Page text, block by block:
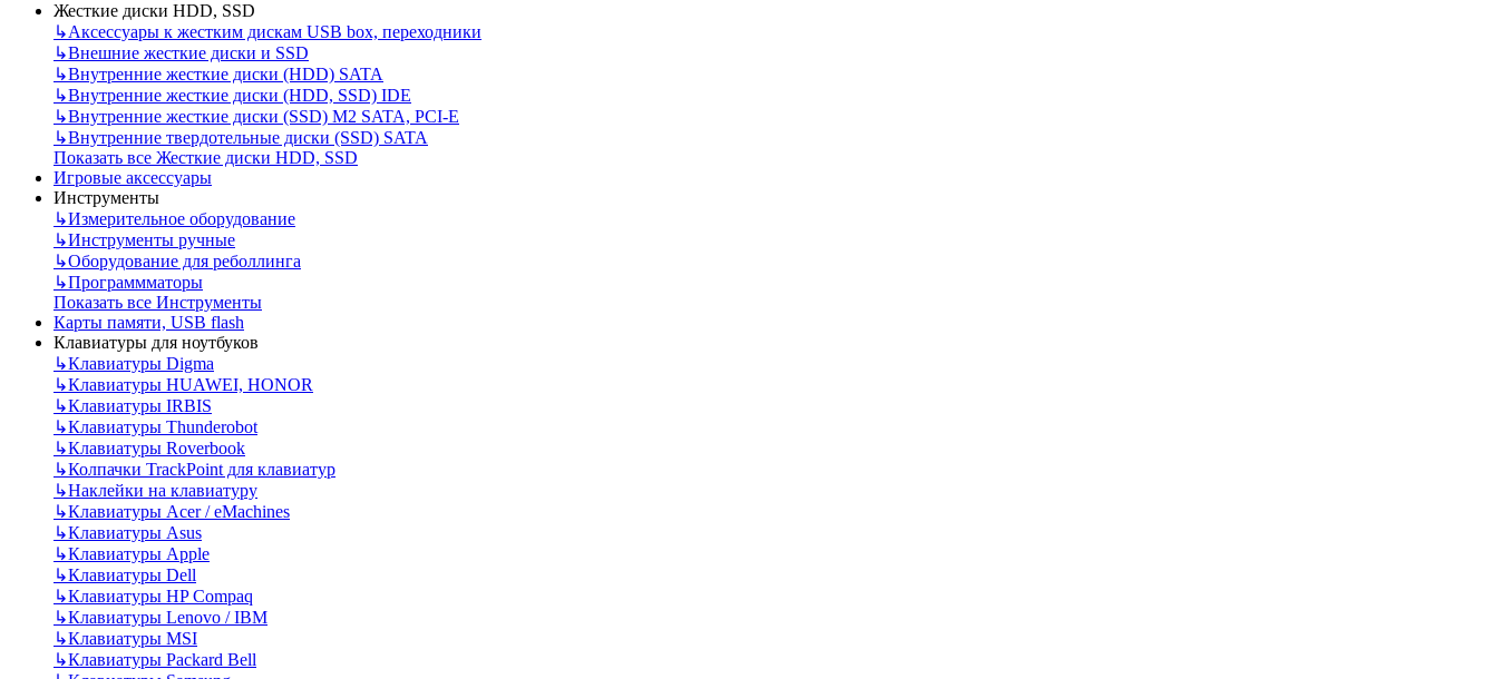
Жесткие диски HDD, SSD
↳Аксессуары к жестким дискам USB box, переходники
↳Внешние жесткие диски и SSD
↳Внутренние жесткие диски (HDD) SATA
↳Внутренние жесткие диски (HDD, SSD) IDE
↳Внутренние жесткие диски (SSD) M2 SATA, PCI-E
↳Внутренние твердотельные диски (SSD) SATA
Показать все Жесткие диски HDD, SSD
Игровые аксессуары
Инструменты
↳Измерительное оборудование
↳Инструменты ручные
↳Оборудование для реболлинга
↳Программматоры
Показать все Инструменты
Карты памяти, USB flash
Клавиатуры для ноутбуков
↳Клавиатуры Digma
↳Клавиатуры HUAWEI, HONOR
↳Клавиатуры IRBIS
↳Клавиатуры Thunderobot
↳Клавиатуры Roverbook
↳Колпачки TrackPoint для клавиатур
↳Наклейки на клавиатуру
↳Клавиатуры Acer / eMachines
↳Клавиатуры Asus
↳Клавиатуры Apple
↳Клавиатуры Dell
↳Клавиатуры HP Compaq
↳Клавиатуры Lenovo / IBM
↳Клавиатуры MSI
↳Клавиатуры Packard Bell